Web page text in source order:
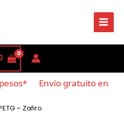
Envío gratuito en
– Zafiro